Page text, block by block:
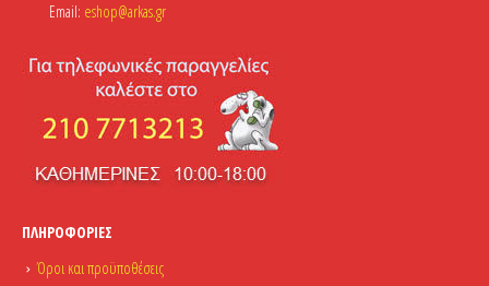
Email: eshop@arkas.gr
ΠΛΗΡΟΦΟΡΊΕΣ
Όροι και προϋποθέσεις